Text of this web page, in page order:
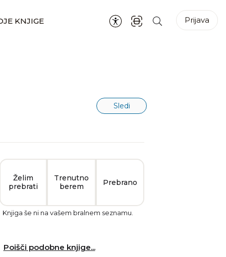
KNJIGE Prijava
Sledi
Želim
prebrati
Trenutno
berem
Prebrano
Knjiga še ni na vašem bralnem seznamu.
Poišči podobne knjige...